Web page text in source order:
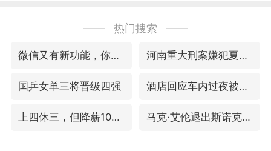
热门搜索
微信又有新功能，你可以“撤回”你的撤回了！ 河南重大刑案嫌犯夏某钢落网
国乒女单三将晋级四强 酒店回应车内过夜被收150元
上四休三，但降薪1000元，你接受吗？ 马克·艾伦退出斯诺克中国公开赛